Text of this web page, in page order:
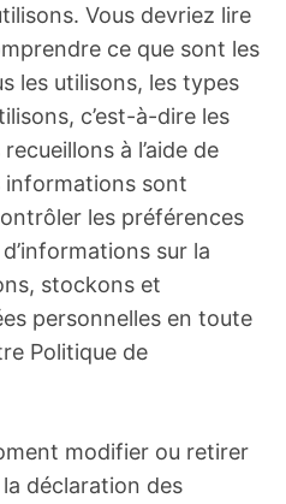
Vous devriez lire
ce que sont les
les utilisons, les types
c’est-à-dire les
à l’aide de
informations sont
les préférences
sur la
stockons et
personnelles en toute
Politique de
modifier ou retirer
déclaration des